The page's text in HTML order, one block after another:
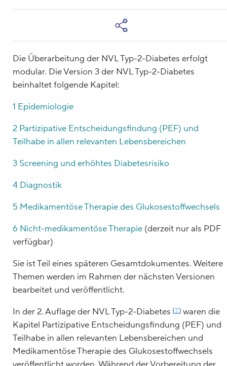
Die Überarbeitung der NVL Typ-2-Diabetes erfolgt
modular. Die Version 3 der NVL Typ-2-Diabetes
beinhaltet folgende Kapitel:
1 Epidemiologie
2 Partizipative Entscheidungsfindung (PEF) und
Teilhabe in allen relevanten Lebensbereichen
3 Screening und erhöhtes Diabetesrisiko
4 Diagnostik
5 Medikamentöse Therapie des Glukosestoffwechsels
6 Nicht-medikamentöse Therapie (derzeit nur als PDF
verfügbar)
Sie ist Teil eines späteren Gesamtdokumentes. Weitere
Themen werden im Rahmen der nächsten Versionen
bearbeitet und veröffentlicht.
In der 2. Auflage der NVL Typ-2-Diabetes
waren die
Kapitel Partizipative Entscheidungsfindung (PEF) und
Teilhabe in allen relevanten Lebensbereichen und
Medikamentöse Therapie des Glukosestoffwechsels